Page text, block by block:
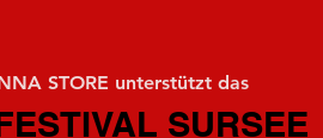
STORE unterstützt das
SURSEE
SURSEE